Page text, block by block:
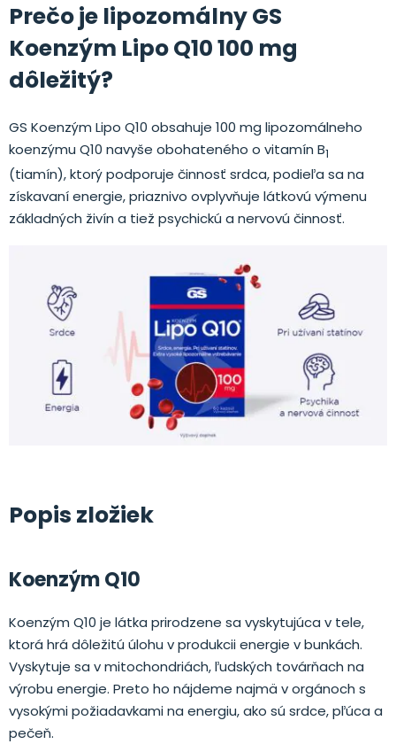
Prečo je lipozomálny GS
Koenzým Lipo Q10 100 mg
dôležitý?
GS Koenzým Lipo Q10 obsahuje 100 mg lipozomálneho
koenzýmu Q10 navyše obohateného o vitamín B1
(tiamín), ktorý podporuje činnosť srdca, podieľa sa na
získavaní energie, priaznivo ovplyvňuje látkovú výmenu
základných živín a tiež psychickú a nervovú činnosť.
Popis zložiek
Koenzým Q10
Koenzým Q10 je látka prirodzene sa vyskytujúca v tele,
ktorá hrá dôležitú úlohu v produkcii energie v bunkách.
Vyskytuje sa v mitochondriách, ľudských továrňach na
výrobu energie. Preto ho nájdeme najmä v orgánoch s
vysokými požiadavkami na energiu, ako sú srdce, pľúca a
pečeň.